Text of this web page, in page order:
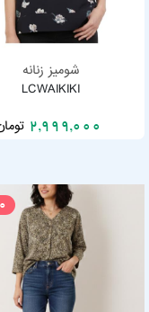
شومیز زنانه
LCWAIKIKI
2,999,000